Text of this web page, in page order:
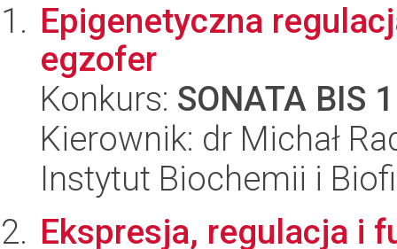
Epigenetyczna
egzofer
Konkurs: SONATA BIS
Kierownik: dr Michał
Instytut Biochemii i
Ekspresja, regulacja i